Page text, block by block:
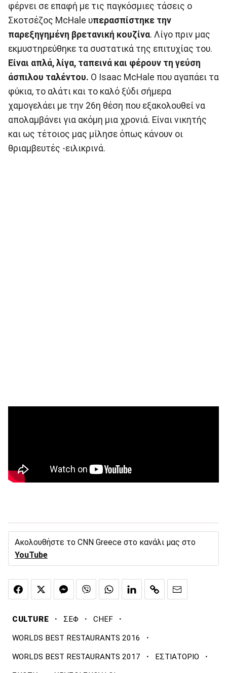
φέρνει σε επαφή με τις παγκόσμιες τάσεις ο
Σκοτσέζος McHale υπερασπίστηκε την
παρεξηγημένη βρετανική κουζίνα. Λίγο πριν μας
εκμυστηρεύθηκε τα συστατικά της επιτυχίας του.
Είναι απλά, λίγα, ταπεινά και φέρουν τη γεύση
άσπιλου ταλέντου. Ο Isaac McHale που αγαπάει τα
φύκια, το αλάτι και το καλό ξύδι σήμερα
χαμογελάει με την 26η θέση που εξακολουθεί να
απολαμβάνει για ακόμη μια χρονιά. Είναι νικητής
και ως τέτοιος μας μίλησε όπως κάνουν οι
θριαμβευτές -ειλικρινά.
Ακολουθήστε το CNN Greece στο κανάλι μας στο
YouTube
CULTURE · ΣΕΦ · CHEF ·
WORLDS BEST RESTAURANTS 2016 ·
WORLDS BEST RESTAURANTS 2017 · ΕΣΤΙΑΤΟΡΙΟ ·